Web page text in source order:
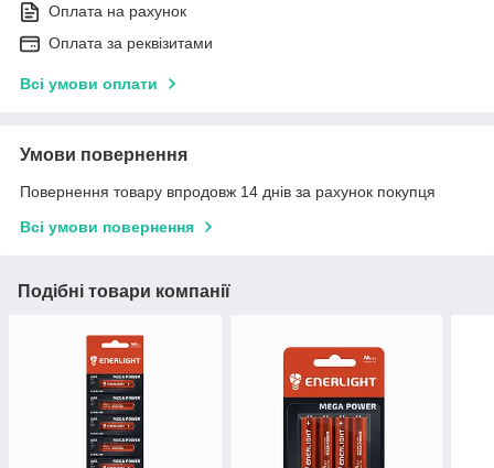
Оплата на рахунок
Оплата за реквізитами
Всі умови оплати
Умови повернення
Повернення товару впродовж 14 днів за рахунок покупця
Всі умови повернення
Подібні товари компанії